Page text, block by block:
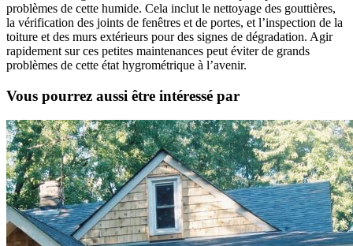
problèmes de cette humide. Cela inclut le nettoyage des gouttières,
la vérification des joints de fenêtres et de portes, et l’inspection de la
toiture et des murs extérieurs pour des signes de dégradation. Agir
rapidement sur ces petites maintenances peut éviter de grands
problèmes de cette état hygrométrique à l’avenir.
Vous pourrez aussi être intéressé par